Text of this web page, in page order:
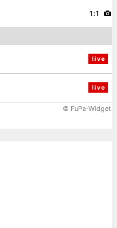
1:1
live
live
© FuPa-Widget